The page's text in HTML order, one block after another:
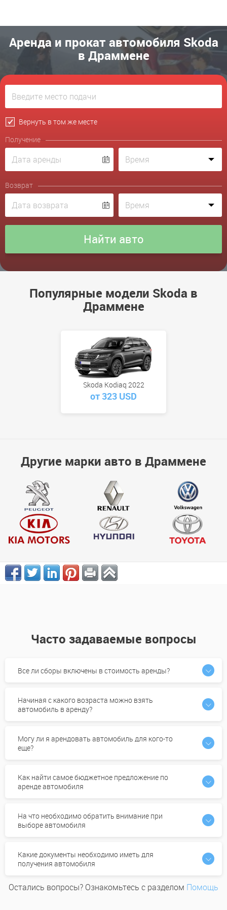
Аренда и прокат автомобиля Skoda
в Драммене
Вернуть в том же месте
Получение
Возврат
Популярные модели Skoda в
Драммене
Skoda Kodiaq 2022
от 323 USD
Другие марки авто в Драммене
Часто задаваемые вопросы
Все ли сборы включены в стоимость аренды?
Начиная с какого возраста можно взять
автомобиль в аренду?
Могу ли я арендовать автомобиль для кого-то
еще?
Как найти самое бюджетное предложение по
аренде автомобиля
На что необходимо обратить внимание при
выборе автомобиля
Какие документы необходимо иметь для
получения автомобиля
Остались вопросы? Ознакомьтесь с разделом Помощь